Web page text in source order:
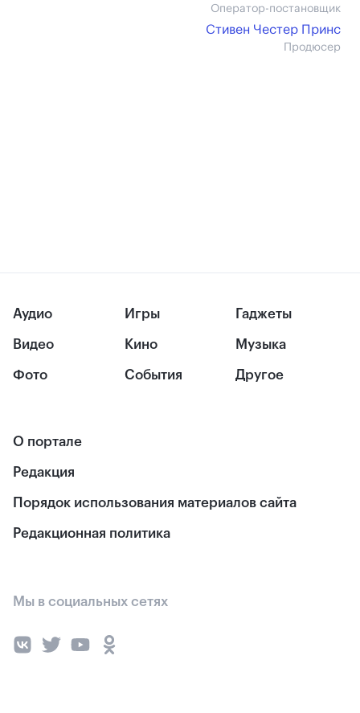
Оператор-постановщик
Стивен Честер Принс
Продюсер
Аудио
Видео
Фото
Игры
Кино
События
Гаджеты
Музыка
Другое
О портале
Редакция
Порядок использования материалов сайта
Редакционная политика
Мы в социальных сетях